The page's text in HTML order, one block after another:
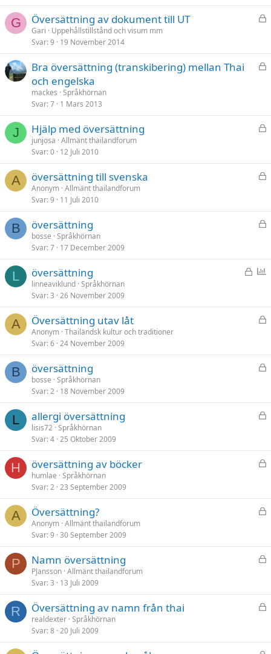
G
L
t
Översättning av dokument till UT
Gari
Uppehållstillstånd och visum mm
Svar 9 19 November 2014
L
Bra översättning (transkibering) mellan Thai
och engelska
mackes Språkhörnan
Svar 7 1 Mars 2013
J
L
t
Hjälp med översättning
junjosa Allmänt thailandforum
Svar 0 12 Juli 2010
A
L
t
översättning till svenska
Anonym Allmänt thailandforum
Svar 9 11 Juli 2010
B
L
t
översättning
bosse Språkhörnan
Svar 7 17 December 2009
L
L
t
l
översättning
linneaviklund Språkhörnan
Svar 3 26 November 2009
A
L
t
Översättning utav låt
Anonym Thailändsk kultur och traditioner
Svar 6 24 November 2009
B
L
t
översättning
bosse Språkhörnan
Svar 2 18 November 2009
L
L
t
allergi översättning
lisis72 Språkhörnan
Svar 4 25 Oktober 2009
H
L
t
översättning av böcker
humlae Språkhörnan
Svar 2 23 September 2009
A
L
t
Översättning?
Anonym Allmänt thailandforum
Svar 9 30 September 2009
P
L
t
Namn översättning
PJansson Allmänt thailandforum
Svar 3 13 Juli 2009
R
L
t
Översättning av namn från thai
realdexter Språkhörnan
Svar 8 20 Juli 2009